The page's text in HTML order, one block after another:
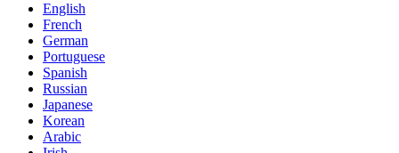
English
French
German
Portuguese
Spanish
Russian
Japanese
Korean
Arabic